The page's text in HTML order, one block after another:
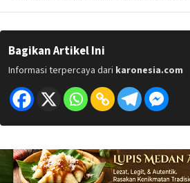
Bagikan Artikel Ini
Informasi terpercaya dari karonesia.com